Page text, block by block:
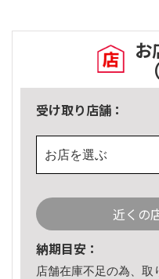
お
受け取り店舗：
お店を選ぶ
近くの
納期目安：
店舗在庫不足の為、取